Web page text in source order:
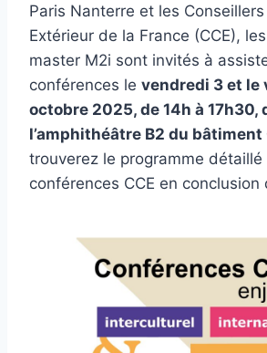
Paris Nanterre et les
Extérieur de la France (CCE),
master M2i sont invités à
conférences le vendredi 3 et le
octobre 2025, de 14h à 17h30,
l’amphithéâtre B2 du bâtiment
trouverez le programme détaillé
conférences CCE en